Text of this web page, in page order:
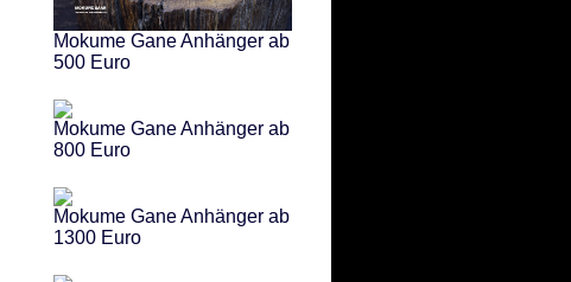
Mokume Gane Anhänger ab
500 Euro
Mokume Gane Anhänger ab
800 Euro
Mokume Gane Anhänger ab
1300 Euro